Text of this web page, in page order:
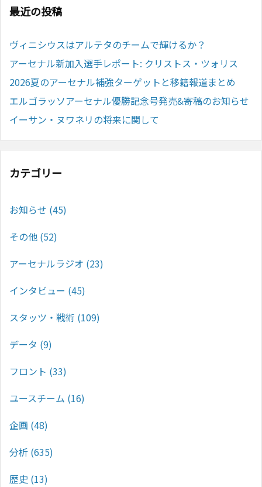
最近の投稿
ヴィニシウスはアルテタのチームで輝けるか？
アーセナル新加入選手レポート: クリストス・ツォリス
2026夏のアーセナル補強ターゲットと移籍報道まとめ
エルゴラッソアーセナル優勝記念号発売&寄稿のお知らせ
イーサン・ヌワネリの将来に関して
カテゴリー
お知らせ (45)
その他 (52)
アーセナルラジオ (23)
インタビュー (45)
スタッツ・戦術 (109)
データ (9)
フロント (33)
ユースチーム (16)
企画 (48)
分析 (635)
歴史 (13)